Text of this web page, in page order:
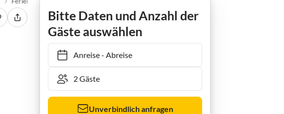
Bitte Daten und Anzahl der
Gäste auswählen
Anreise- Abreise
Unverbindlich anfragen